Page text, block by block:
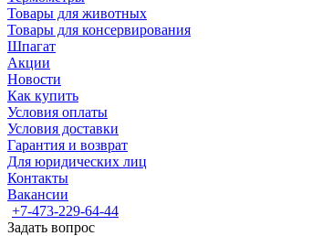
Товары для животных
Товары для консервирования
Шпагат
Акции
Новости
Как купить
Условия оплаты
Условия доставки
Гарантия и возврат
Для юридических лиц
Контакты
Вакансии
+7-473-229-64-44
Задать вопрос